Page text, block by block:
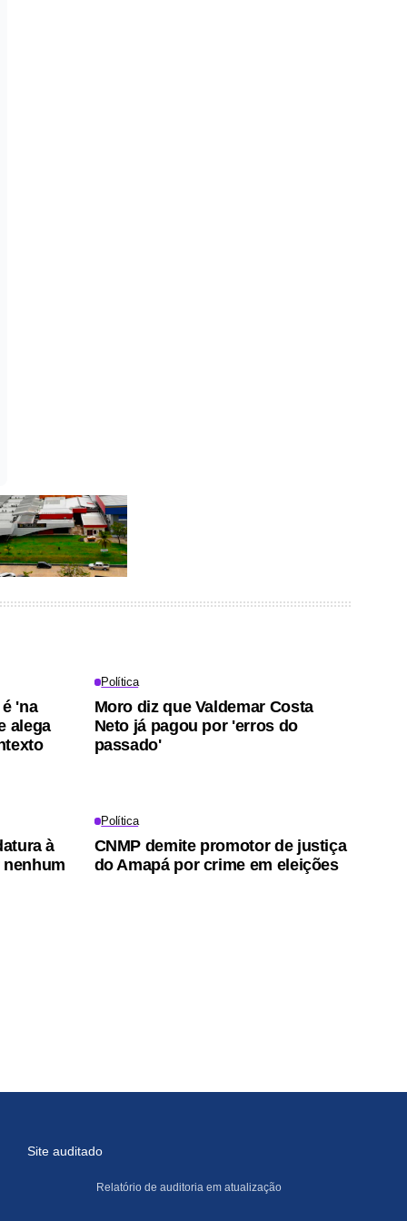
'na
alega
Política
Moro diz que Valdemar Costa
Neto já pagou por 'erros do
passado'
à
Política
CNMP demite promotor de justiça
do Amapá por crime em eleições
Site auditado
Relatório de auditoria em atualização